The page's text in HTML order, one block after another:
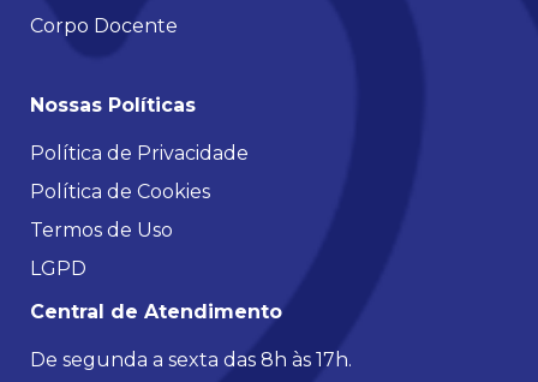
Corpo Docente
Nossas Políticas
Política de Privacidade
Política de Cookies
Termos de Uso
LGPD
Central de Atendimento
De segunda a sexta das 8h às 17h.